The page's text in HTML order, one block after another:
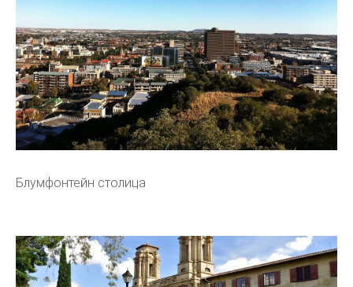
Блумфонтейн столица